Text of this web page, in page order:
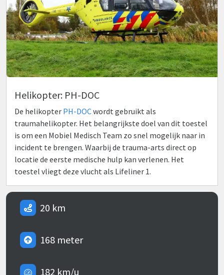
Helikopter: PH-DOC
De helikopter PH-DOCwordt gebruikt als
traumahelikopter. Het belangrijkste doel van dit toestel
is om een Mobiel Medisch Team zo snel mogelijk naar in
incident te brengen. Waarbij de trauma-arts direct op
locatie de eerste medische hulp kan verlenen. Het
toestel vliegt deze vlucht als Lifeliner 1.
20 km
168 meter
182 km/u